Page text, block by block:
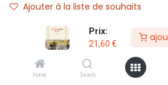
Prix:
21,60 €
Home Search
Ajouter à la liste de souhaits
Partager :
Termes et conditions :